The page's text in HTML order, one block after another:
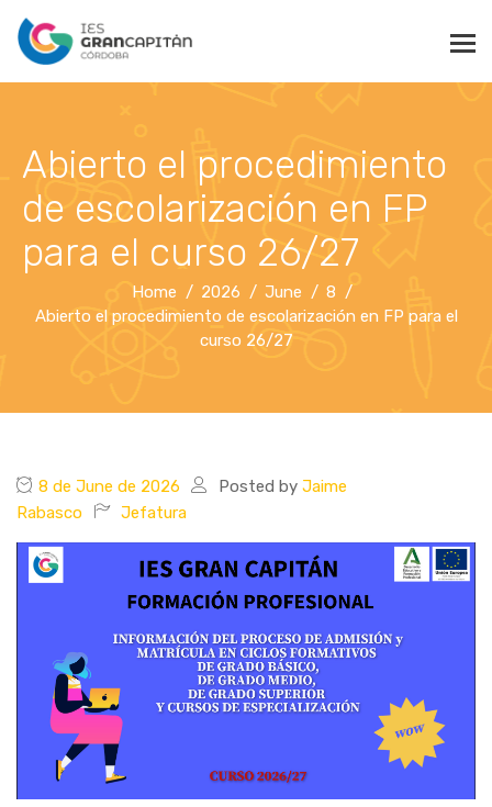
Abierto el procedimiento
de escolarización en FP
para el curso 26/27
Home 2026 June
8
Abierto el procedimiento de escolarización en FP para el
curso 26/27
8 de June de 2026 Posted by Jaime
Rabasco
Jefatura